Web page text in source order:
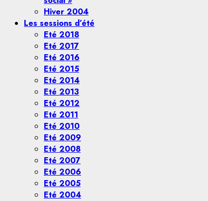
Hiver 2004
Les sessions d’été
Eté 2018
Eté 2017
Eté 2016
Eté 2015
Eté 2014
Eté 2013
Eté 2012
Eté 2011
Eté 2010
Eté 2009
Eté 2008
Eté 2007
Eté 2006
Eté 2005
Eté 2004